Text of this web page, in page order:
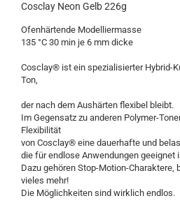
Cosclay Neon Gelb 226g
Ofenhärtende Modelliermasse
135 °C 30 min je 6 mm dicke
Cosclay® ist ein spezialisierter Hybrid-
Ton,
der nach dem Aushärten flexibel bleibt.
Im Gegensatz zu anderen Polymer-
Flexibilität
von Cosclay® eine dauerhafte und
die für endlose Anwendungen geeignet
Dazu gehören Stop-Motion-Charaktere,
vieles mehr!
Die Möglichkeiten sind wirklich endlos.